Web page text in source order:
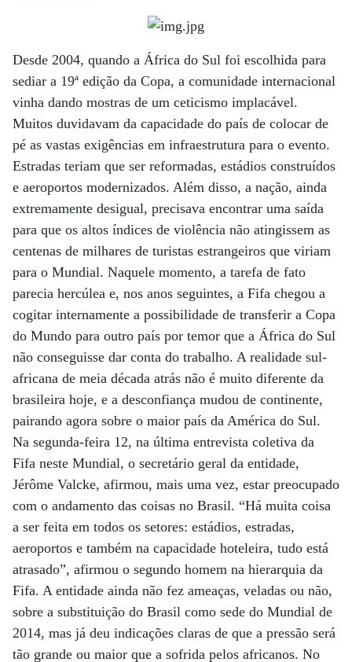
Desde 2004, quando a África do Sul foi escolhida para
sediar a 19ª edição da Copa, a comunidade internacional
vinha dando mostras de um ceticismo implacável.
Muitos duvidavam da capacidade do país de colocar de
pé as vastas exigências em infraestrutura para o evento.
Estradas teriam que ser reformadas, estádios construídos
e aeroportos modernizados. Além disso, a nação, ainda
extremamente desigual, precisava encontrar uma saída
para que os altos índices de violência não atingissem as
centenas de milhares de turistas estrangeiros que viriam
para o Mundial. Naquele momento, a tarefa de fato
parecia hercúlea e, nos anos seguintes, a Fifa chegou a
cogitar internamente a possibilidade de transferir a Copa
do Mundo para outro país por temor que a África do Sul
não conseguisse dar conta do trabalho. A realidade sul-
africana de meia década atrás não é muito diferente da
brasileira hoje, e a desconfiança mudou de continente,
pairando agora sobre o maior país da América do Sul.
Na segunda-feira 12, na última entrevista coletiva da
Fifa neste Mundial, o secretário geral da entidade,
Jérôme Valcke, afirmou, mais uma vez, estar preocupado
com o andamento das coisas no Brasil. “Há muita coisa
a ser feita em todos os setores: estádios, estradas,
aeroportos e também na capacidade hoteleira, tudo está
atrasado”, afirmou o segundo homem na hierarquia da
Fifa. A entidade ainda não fez ameaças, veladas ou não,
sobre a substituição do Brasil como sede do Mundial de
2014, mas já deu indicações claras de que a pressão será
tão grande ou maior que a sofrida pelos africanos. No